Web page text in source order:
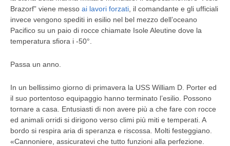
Brazorf” viene messo ai lavori forzati , il comandante e gli ufficiali
invece vengono spediti in esilio nel bel mezzo dell’oceano
Pacifico su un paio di rocce chiamate Isole Aleutine dove la
temperatura sfiora i -50°.
Passa un anno.
In un bellissimo giorno di primavera la USS William D. Porter ed
il suo portentoso equipaggio hanno terminato l’esilio. Possono
tornare a casa. Entusiasti di non avere più a che fare con rocce
ed animali orridi si dirigono verso climi più miti e temperati. A
bordo si respira aria di speranza e riscossa. Molti festeggiano.
«Cannoniere, assicuratevi che tutto funzioni alla perfezione.